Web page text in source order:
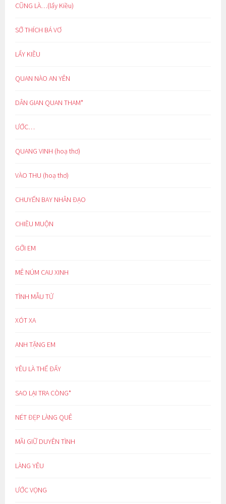
CŨNG LÀ…(lẩy Kiều)
SỞ THÍCH BÁ VƠ
LẨY KIỀU
QUAN NÀO AN YÊN
DÂN GIAN QUAN THAM*
ƯỚC…
QUANG VINH (hoạ thơ)
VÀO THU (hoạ thơ)
CHUYẾN BAY NHÂN ĐẠO
CHIỀU MUỘN
GỞI EM
MÊ NÚM CAU XINH
TÌNH MẪU TỬ
XÓT XA
ANH TẶNG EM
YÊU LÀ THẾ ĐẤY
SAO LẠI TRA CÒNG*
NÉT ĐẸP LÀNG QUÊ
MÃI GIỮ DUYÊN TÌNH
LÀNG YÊU
ƯỚC VỌNG